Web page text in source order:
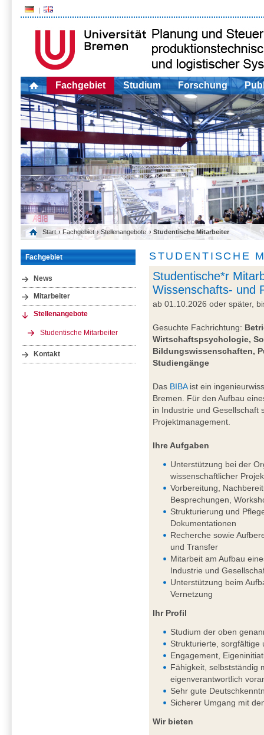
Fachgebiet Studium Forschung
Start › Fachgebiet ›Stellenangebote › Studentische Mitarbeiter
Fachgebiet
News
Mitarbeiter
Stellenangebote
Studentische Mitarbeiter
Kontakt
STUDENTISCHE
Studentische*r
Wissenschafts- und
ab 01.10.2026 oder später,
Gesuchte Fachrichtung:
Wirtschaftspsychologie,
Bildungswissenschaften,
Studiengänge
Das BIBAist ein
Bremen. Für den Aufbau
in Industrie und Gesellschaft
Projektmanagement.
Ihre Aufgaben
Unterstützung bei der
wissenschaftlicher
Vorbereitung,
Besprechungen,
Strukturierung und
Dokumentationen
Recherche sowie
und Transfer
Mitarbeit am Aufbau
Industrie und
Unterstützung beim
Vernetzung
Ihr Profil
Studium der oben
Strukturierte, sorgfältige
Engagement,
Fähigkeit, selbstständig
eigenverantwortlich
Sehr gute
Sicherer Umgang mit
Wir bieten